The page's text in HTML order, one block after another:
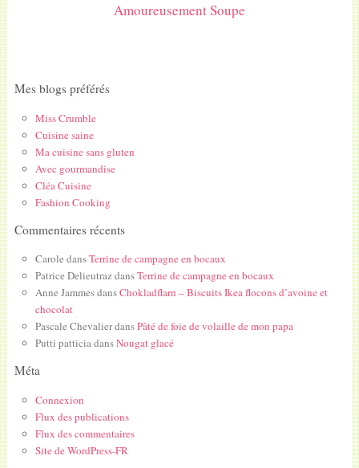
Amoureusement Soupe
Mes blogs préférés
Miss Crumble
Cuisine saine
Ma cuisine sans gluten
Avec gourmandise
Cléa Cuisine
Fashion Cooking
Commentaires récents
Carole dansTerrine de campagne en bocaux
Patrice DelieutrazdansTerrine de campagne en bocaux
Anne JammesdansChokladflarn – Biscuits Ikea flocons d’avoine et
chocolat
Pascale ChevalierdansPâté de foie de volaille de mon papa
Putti patticiadansNougat glacé
Méta
Connexion
Flux des publications
Flux des commentaires
Site de WordPress-FR